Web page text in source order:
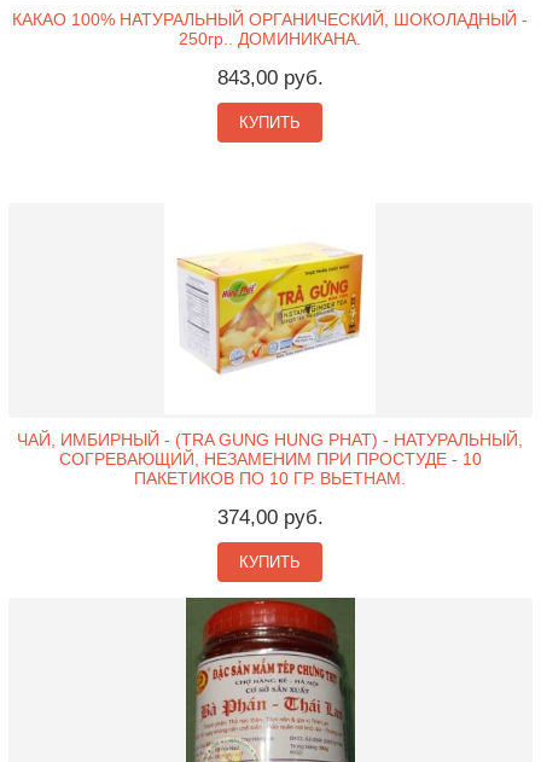
КАКАО 100% НАТУРАЛЬНЫЙ ОРГАНИЧЕСКИЙ, ШОКОЛАДНЫЙ -
250гр.. ДОМИНИКАНА.
843,00 руб.
КУПИТЬ
ЧАЙ, ИМБИРНЫЙ - (TRA GUNG HUNG PHAT) - НАТУРАЛЬНЫЙ,
СОГРЕВАЮЩИЙ, НЕЗАМЕНИМ ПРИ ПРОСТУДЕ - 10
ПАКЕТИКОВ ПО 10 ГР. ВЬЕТНАМ.
374,00 руб.
КУПИТЬ